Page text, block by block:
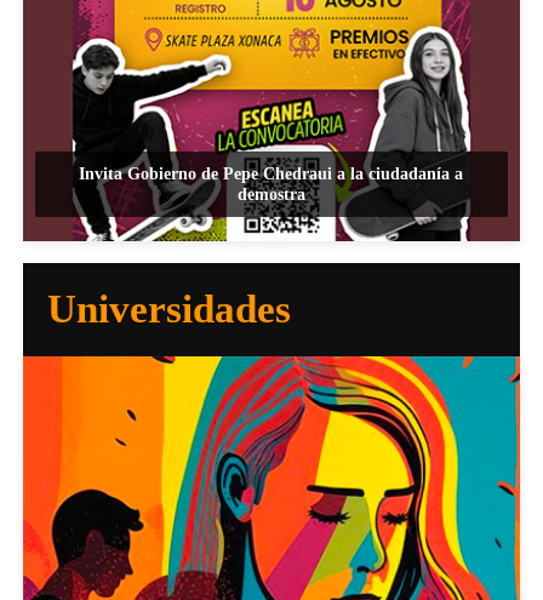
Invita Gobierno de Pepe Chedraui a la ciudadanía a
demostra
Universidades